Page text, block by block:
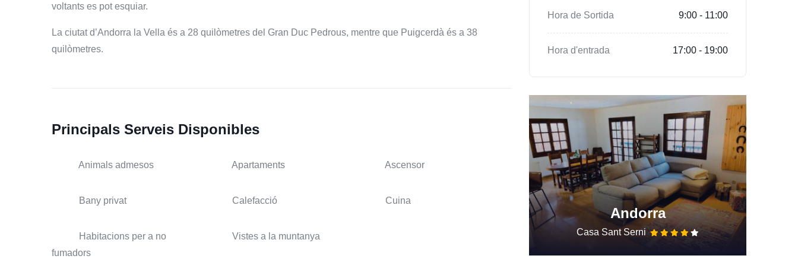
voltants es pot esquiar.
La ciutat d’Andorra la Vella és a 28 quilòmetres del Gran Duc Pedrous, mentre que Puigcerdà és a 38
quilòmetres.
Principals Serveis Disponibles
Animals admesos Apartaments Ascensor
Bany privat Calefacció Cuina
Habitacions per a no
fumadors
Vistes a la muntanya
Hora de Sortida 9:00 - 11:00
Hora d'entrada 17:00 - 19:00
Andorra
Casa Sant Serni